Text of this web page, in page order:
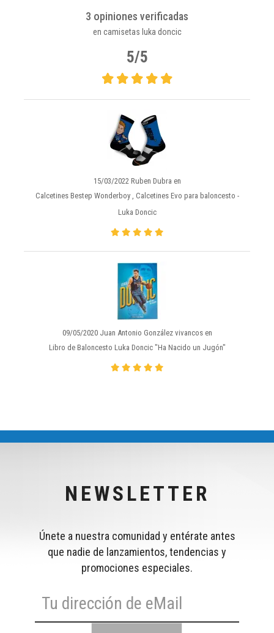
3 opiniones verificadas
en camisetas luka doncic
5/5
15/03/2022 Ruben Dubra en
Calcetines Bestep Wonderboy , Calcetines Evo para baloncesto -
Luka Doncic
09/05/2020 Juan Antonio González vivancos en
Libro de Baloncesto Luka Doncic "Ha Nacido un Jugón"
NEWSLETTER
Únete a nuestra comunidad y entérate antes
que nadie de lanzamientos, tendencias y
promociones especiales.